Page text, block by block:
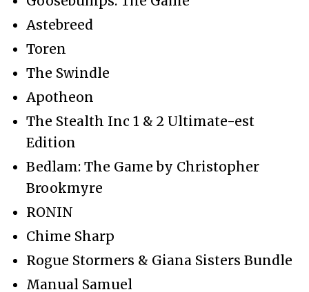
Astebreed
Toren
The Swindle
Apotheon
The Stealth Inc 1 & 2 Ultimate-est
Edition
Bedlam: The Game by Christopher
Brookmyre
RONIN
Chime Sharp
Rogue Stormers & Giana Sisters Bundle
Manual Samuel